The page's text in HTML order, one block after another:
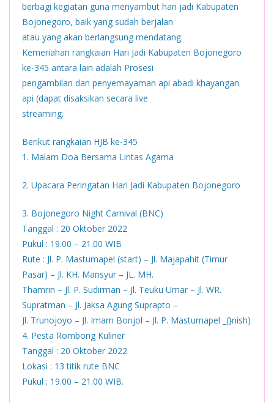
berbagi kegiatan guna menyambut hari jadi Kabupaten
Bojonegoro, baik yang sudah berjalan
atau yang akan berlangsung mendatang.
Kemeriahan rangkaian Hari Jadi Kabupaten Bojonegoro
ke-345 antara lain adalah Prosesi
pengambilan dan penyemayaman api abadi khayangan
api (dapat disaksikan secara live
streaming.
Berikut rangkaian HJB ke-345
1. Malam Doa Bersama Lintas Agama
2. Upacara Peringatan Hari Jadi Kabupaten Bojonegoro
3. Bojonegoro Night Carnival (BNC)
Tanggal : 20 Oktober 2022
Pukul : 19.00 – 21.00 WIB
Rute : Jl. P. Mastumapel (start) – Jl. Majapahit (Timur
Pasar) – Jl. KH. Mansyur – JL. MH.
Thamrin – Jl. P. Sudirman – Jl. Teuku Umar – Jl. WR.
Supratman – Jl. Jaksa Agung Suprapto –
Jl. Trunojoyo – Jl. Imam Bonjol – Jl. P. Mastumapel _(}nish)
4. Pesta Rombong Kuliner
Tanggal : 20 Oktober 2022
Lokasi : 13 titik rute BNC
Pukul : 19.00 – 21.00 WIB.